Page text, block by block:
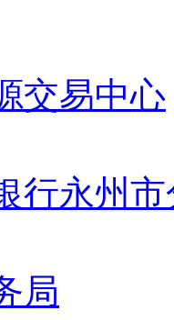
交易中心
行永州
局